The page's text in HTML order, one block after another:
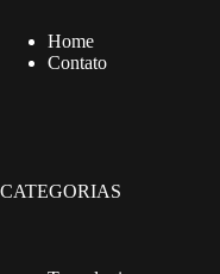
Home
Contato
CATEGORIAS